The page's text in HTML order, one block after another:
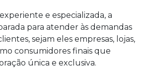
e especializada, a
para atender às demandas
sejam eles empresas, lojas,
consumidores finais que
única e exclusiva.